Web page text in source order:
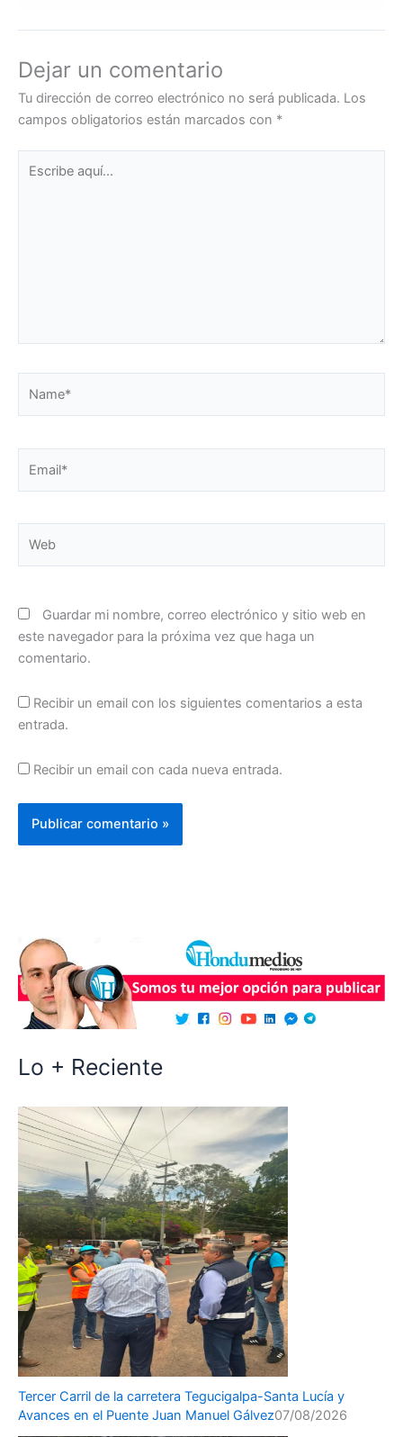
Dejar un comentario
Tu dirección de correo electrónico no será publicada. Los
campos obligatorios están marcados con *
Guardar mi nombre, correo electrónico y sitio web en
este navegador para la próxima vez que haga un
comentario.
Recibir un email con los siguientes comentarios a esta
entrada.
Recibir un email con cada nueva entrada.
Lo + Reciente
Tercer Carril de la carretera Tegucigalpa-Santa Lucía y
Avances en el Puente Juan Manuel Gálvez07/08/2026